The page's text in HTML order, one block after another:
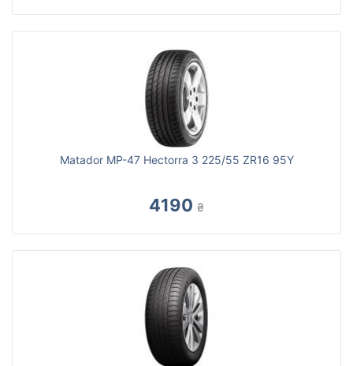
Matador MP-47 Hectorra 3 225/55 ZR16 95Y
4190 ₴